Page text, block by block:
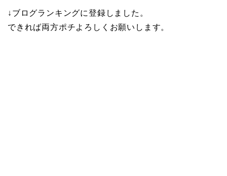
↓ブログランキングに登録しました。
できれば両方ポチよろしくお願いします。